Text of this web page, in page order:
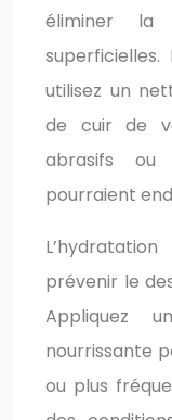
éliminer la
utilisez un
de cuir de
abrasifs ou
pourraient
prévenir le
Appliquez
nourrissante
ou plus